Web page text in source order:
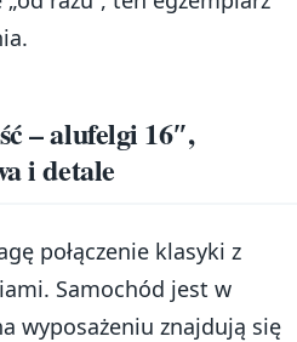
– alufelgi 16″,
i detale
połączenie klasyki z
Samochód jest w
wyposażeniu znajdują się